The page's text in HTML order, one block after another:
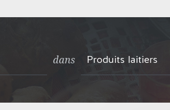
dans Produits laitiers